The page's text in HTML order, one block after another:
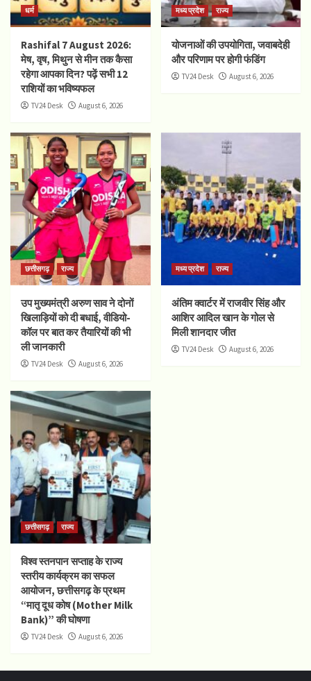
धर्म
Rashifal 7 August 2026:
मेष, वृष, मिथुन से मीन तक कैसा
रहेगा आपका दिन? पढ़ें सभी 12
राशियों का भविष्यफल
TV24 Desk August 6, 2026
मध्य प्रदेश राज्य
योजनाओं की उपयोगिता, जवाबदेही
और परिणाम पर होगी फंडिंग
TV24 Desk August 6, 2026
छत्तीसगढ़ राज्य
उप मुख्यमंत्री अरुण साव ने दोनों
खिलाड़ियों को दी बधाई, वीडियो-
कॉल पर बात कर तैयारियों की भी
ली जानकारी
TV24 Desk August 6, 2026
मध्य प्रदेश राज्य
अंतिम क्वार्टर में राजवीर सिंह और
आशिर आदिल खान के गोल से
मिली शानदार जीत
TV24 Desk August 6, 2026
छत्तीसगढ़ राज्य
विश्व स्तनपान सप्ताह के राज्य
स्तरीय कार्यक्रम का सफल
आयोजन, छत्तीसगढ़ के प्रथम
“मातृ दूध कोष (Mother Milk
Bank)” की घोषणा
TV24 Desk August 6, 2026